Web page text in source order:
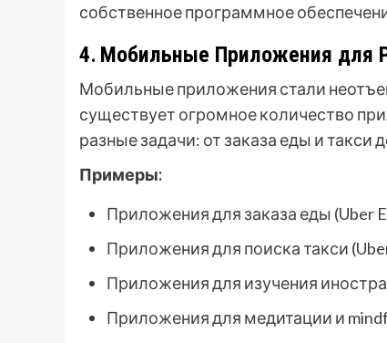
собственное программное
4․ Мобильные Приложения для
Мобильные приложения стали
существует огромное количество
разные задачи: от заказа еды и такси
Примеры:
Приложения для заказа еды (Uber
Приложения для поиска такси
Приложения для изучения
Приложения для медитации и